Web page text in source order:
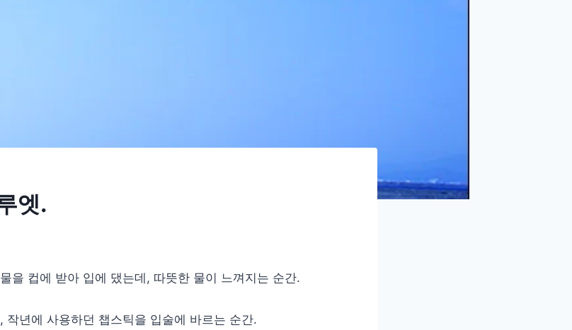
엣.
을 컵에 받아 입에 댔는데, 따뜻한 물이 느껴지는 순간.
작년에 사용하던 챕스틱을 입술에 바르는 순간.